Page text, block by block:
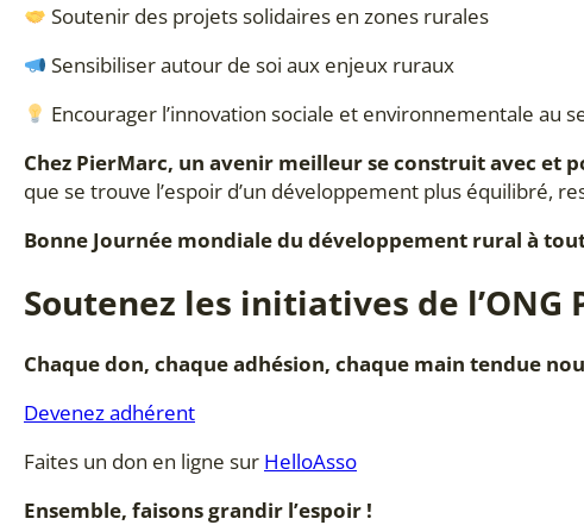
Soutenir des projets solidaires en zones rurales
Sensibiliser autour de soi aux enjeux ruraux
Encourager l’innovation sociale et environnementale au
Chez PierMarc, un avenir meilleur se construit avec et
que se trouve l’espoir d’un développement plus équilibré,
Bonne Journée mondiale du développement rural à
Soutenez les initiatives de l’ONG
Chaque don, chaque adhésion, chaque main tendue
Devenez adhérent
Faites un don en ligne sur HelloAsso
Ensemble, faisons grandir l’espoir !